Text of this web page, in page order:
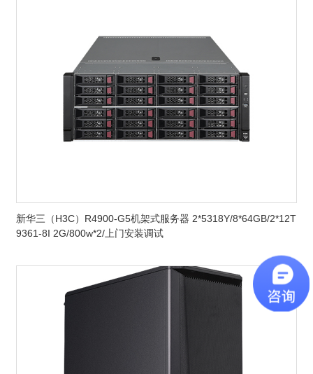
新华三（H3C）R4900-G5机架式服务器 2*5318Y/8*64GB/2*12T
9361-8I 2G/800w*2/上门安装调试